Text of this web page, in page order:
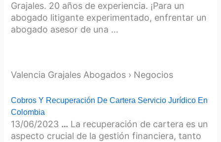
Grajales. 20 años de experiencia. ¡Para un
abogado litigante experimentado, enfrentar un
abogado asesor de una …
Valencia Grajales Abogados › Negocios
Cobros Y Recuperación De Cartera Servicio Jurídico En
Colombia
13/06/2023 … La recuperación de cartera es un
aspecto crucial de la gestión financiera, tanto